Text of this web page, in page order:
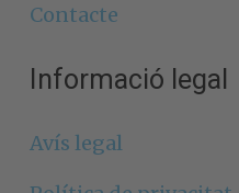
Contacte
Informació legal
Avís legal